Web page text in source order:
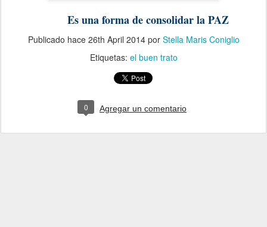
Es una forma de consolidar la PAZ
Publicado hace 26th April 2014por Stella Maris Coniglio
Etiquetas: el buen trato
0 Agregar un comentario